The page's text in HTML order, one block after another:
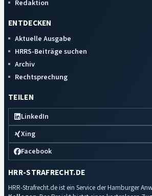
Redaktion
ENTDECKEN
Aktuelle Ausgabe
HRRS-Beiträge suchen
Archiv
Rechtsprechung
TEILEN
LinkedIn
Xing
Facebook
HRR-STRAFRECHT.DE
HRR-Strafrecht.de ist ein Service der Hamburger